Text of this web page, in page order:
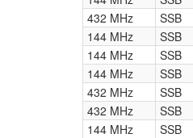
432 MHz
SSB
144 MHz
SSB
144 MHz
SSB
144 MHz
SSB
432 MHz
SSB
432 MHz
SSB
144 MHz
SSB